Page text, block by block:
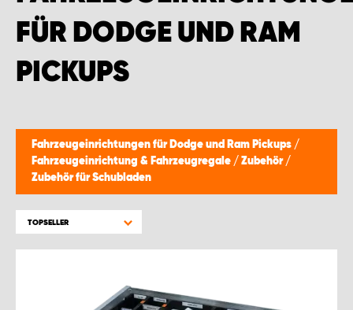
FÜR DODGE UND RAM
PICKUPS
Fahrzeugeinrichtungen für Dodge und Ram Pickups /
Fahrzeugeinrichtung & Fahrzeugregale / Zubehör /
Zubehör für Schubladen
TOPSELLER
MONTAGEPARTNER WIEN 1230